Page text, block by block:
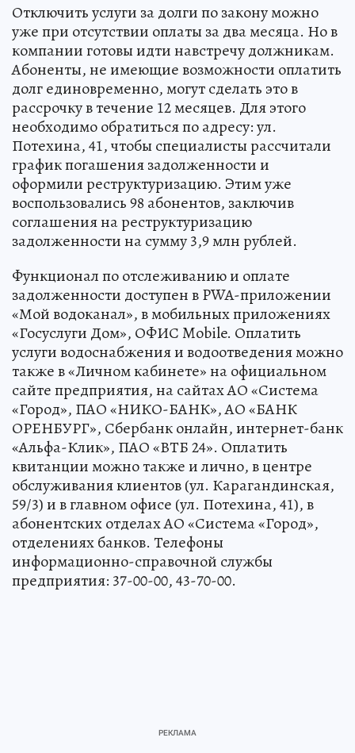
Отключить услуги за долги по закону можно
уже при отсутствии оплаты за два месяца. Но в
компании готовы идти навстречу должникам.
Абоненты, не имеющие возможности оплатить
долг единовременно, могут сделать это в
рассрочку в течение 12 месяцев. Для этого
необходимо обратиться по адресу: ул.
Потехина, 41, чтобы специалисты рассчитали
график погашения задолженности и
оформили реструктуризацию. Этим уже
воспользовались 98 абонентов, заключив
соглашения на реструктуризацию
задолженности на сумму 3,9 млн рублей.
Функционал по отслеживанию и оплате
задолженности доступен в PWA-приложении
«Мой водоканал», в мобильных приложениях
«Госуслуги Дом», ОФИС Mobile. Оплатить
услуги водоснабжения и водоотведения можно
также в «Личном кабинете» на официальном
сайте предприятия, на сайтах АО «Система
«Город», ПАО «НИКО-БАНК», АО «БАНК
ОРЕНБУРГ», Сбербанк онлайн, интернет-банк
«Альфа-Клик», ПАО «ВТБ 24». Оплатить
квитанции можно также и лично, в центре
обслуживания клиентов (ул. Карагандинская,
59/3) и в главном офисе (ул. Потехина, 41), в
абонентских отделах АО «Система «Город»,
отделениях банков. Телефоны
информационно-справочной службы
предприятия: 37-00-00, 43-70-00.